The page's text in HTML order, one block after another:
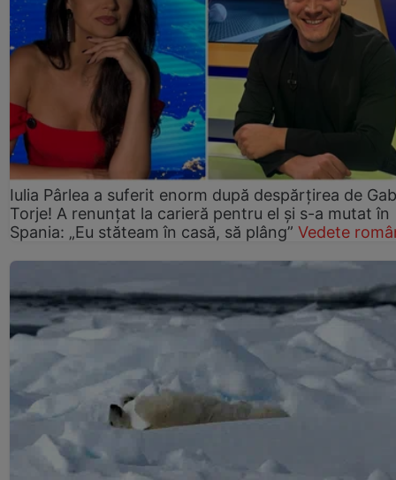
Iulia Pârlea a suferit enorm după despărțirea de
Torje! A renunțat la carieră pentru el și s-a mutat în
Spania: „Eu stăteam în casă, să plâng” Vedete